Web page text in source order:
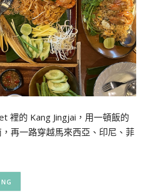
裡的 Kang Jingjai，用一頓飯的
再一路穿越馬來西亞、印尼、菲